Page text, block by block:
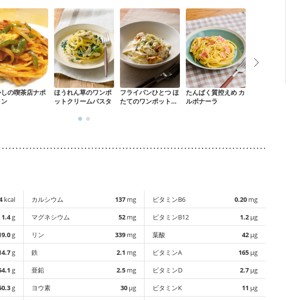
の喫茶店ナポ
ン
ほうれん草のワンポ
ットクリームパスタ
フライパンひとつ ほ
たてのワンポットパ
たんぱく質控えめ カ
ルボナーラ
kcal
1.4g
g
g
g
g
カルシウム 137 mg
マグネシウム
52 mg
リン
339 mg
鉄
2.1 mg
亜鉛
2.5 mg
ヨウ素
30 µg
ビタミンB6 0.20 mg
ビタミンB12
1.2 µg
葉酸
42 µg
ビタミンA
165 µg
ビタミンD
2.7 µg
ビタミンK
11 µg